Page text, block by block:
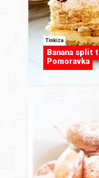
Tinkiza
Banana split
Pomoravka